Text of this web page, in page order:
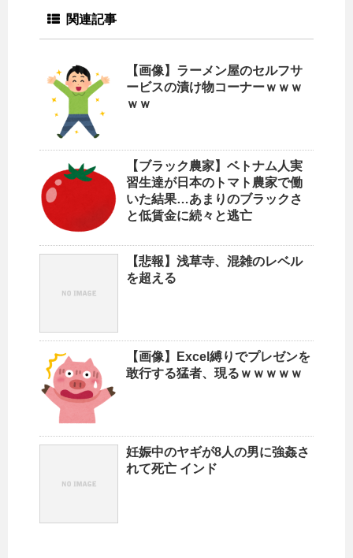
関連記事
【画像】ラーメン屋のセルフサ
ービスの漬け物コーナーｗｗｗ
ｗｗ
【ブラック農家】ベトナム人実
習生達が日本のトマト農家で働
いた結果…あまりのブラックさ
と低賃金に続々と逃亡
【悲報】浅草寺、混雑のレベル
を超える
【画像】Excel縛りでプレゼンを
敢行する猛者、現るｗｗｗｗｗ
妊娠中のヤギが8人の男に強姦さ
れて死亡 インド